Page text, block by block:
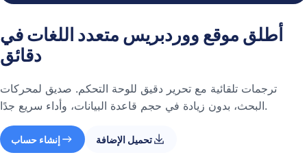
أطلق موقع ووردبريس متعدد اللغات في
دقائق
ترجمات تلقائية مع تحرير دقيق للوحة التحكم. صديق لمحركات
البحث، بدون زيادة في حجم قاعدة البيانات، وأداء سريع جدًا.
إنشاء حساب تحميل الإضافة